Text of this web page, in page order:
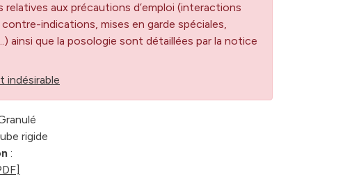
relatives aux précautions d’emploi (interactions
indications, mises en garde spéciales,
ainsi que la posologie sont détaillées par la notice
indésirable
rigide
: